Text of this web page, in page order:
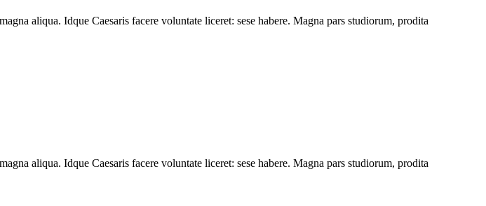
aliqua. Idque Caesaris facere voluntate liceret: sese habere. Magna pars studiorum, prodita
aliqua. Idque Caesaris facere voluntate liceret: sese habere. Magna pars studiorum, prodita